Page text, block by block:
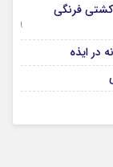
تیم کشتی فرنگی
09 جولای 2026